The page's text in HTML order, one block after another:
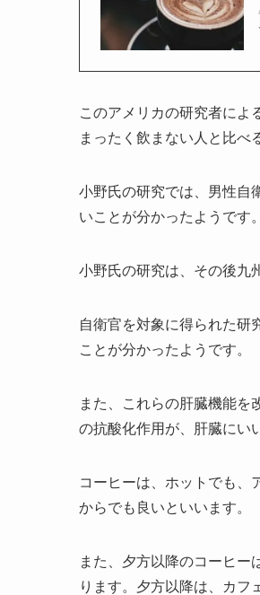
このアメリカの研究者によ
まったく飲まない人と比べ
小野氏の研究では、男性自
いことが分かったようです
小野氏の研究は、その後九
自衛官を対象に得られた研
ことが分かったようです。
また、これらの肝臓機能を
の抗酸化作用が、肝臓にい
コーヒーは、ホットでも、
からでも良いといいます。
また、夕方以降のコーヒー
ります。夕方以降は、カフ